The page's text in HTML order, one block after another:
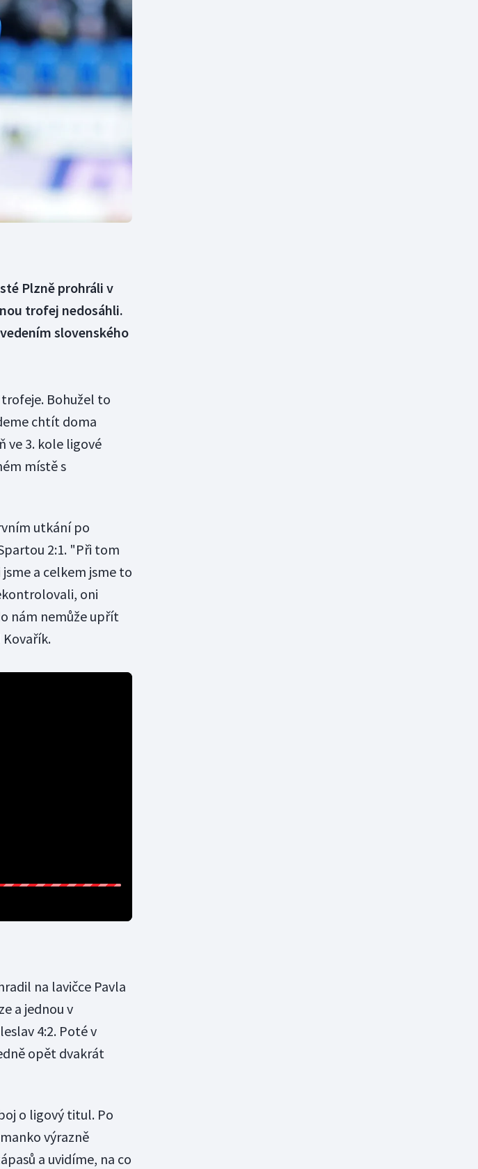
Triatlon
Veslování
Vodní slalom
Volejbal
Plzně prohráli v
trofej nedosáhli.
slovenského
Bohužel to
chtít doma
ve 3. kole ligové
místě s
utkání po
2:1. "Při tom
a celkem jsme to
oni
nám nemůže upřít
na lavičce Pavla
a jednou v
4:2. Poté v
opět dvakrát
o ligový titul. Po
výrazně
a uvidíme, na co